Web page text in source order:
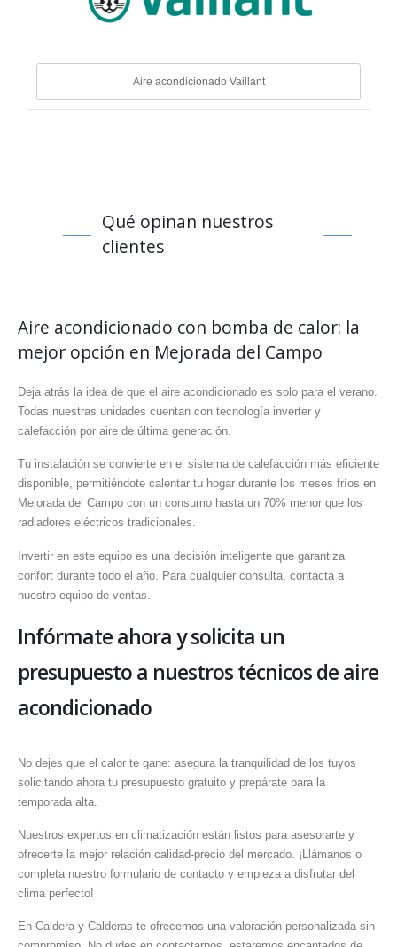
Aire acondicionado Vaillant
Qué opinan nuestros
clientes
Aire acondicionado con bomba de calor: la
mejor opción en Mejorada del Campo
Deja atrás la idea de que el aire acondicionado es solo para el verano.
Todas nuestras unidades cuentan con tecnología inverter y
calefacción por aire de última generación.
Tu instalación se convierte en el sistema de calefacción más eficiente
disponible, permitiéndote calentar tu hogar durante los meses fríos en
Mejorada del Campo con un consumo hasta un 70% menor que los
radiadores eléctricos tradicionales.
Invertir en este equipo es una decisión inteligente que garantiza
confort durante todo el año. Para cualquier consulta, contacta a
nuestro equipo de ventas.
Infórmate ahora y solicita un
presupuesto a nuestros técnicos de aire
acondicionado
No dejes que el calor te gane: asegura la tranquilidad de los tuyos
solicitando ahora tu presupuesto gratuito y prepárate para la
temporada alta.
Nuestros expertos en climatización están listos para asesorarte y
ofrecerte la mejor relación calidad-precio del mercado. ¡Llámanos o
completa nuestro formulario de contacto y empieza a disfrutar del
clima perfecto!
En Caldera y Calderas te ofrecemos una valoración personalizada sin